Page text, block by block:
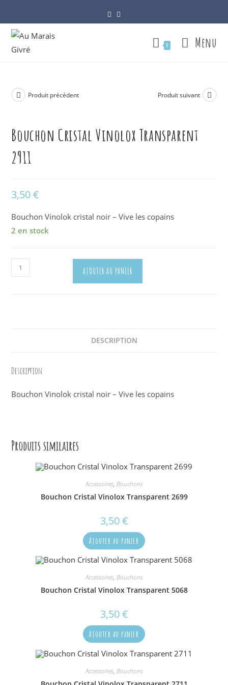
content
0 Menu
Produit précédent Produit suivant
Bouchon Cristal Vinolox Transparent
2911
3,50€
Bouchon Vinolok cristal noir – Vive les copains
2 en stock
quantité
de
AJOUTER AU PANIER
DESCRIPTION
Description
Bouchon Vinolok cristal noir – Vive les copains
Produits similaires
Accessoires, Bouchons
Bouchon Cristal Vinolox Transparent 2699
3,50€
Ajouter au panier
Accessoires, Bouchons
Bouchon Cristal Vinolox Transparent 5068
3,50€
Ajouter au panier
Accessoires, Bouchons